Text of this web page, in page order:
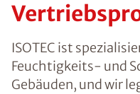
ISOTEC ist
Feuchtigkeits- und
Gebäuden, und wir